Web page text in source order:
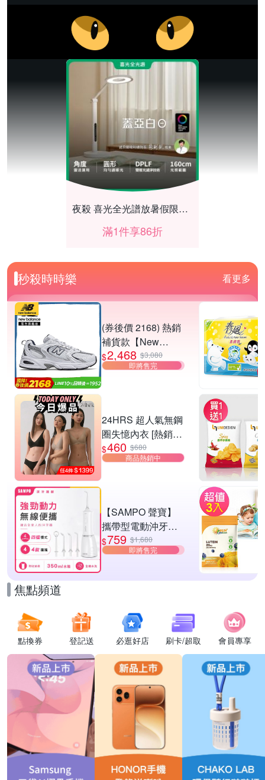
夜殺 喜光全光譜放暑假限時86折
滿1件享86折
滿1件享88折
秒殺時時樂 看更多
(券後價 2168) 熱銷
補貨款【New
Balance】復古運動
鞋_中性_白銀
$2,468 $3,080
即將售完
24HRS 超人氣無鋼
圈失憶內衣 [熱銷好
評]
$460 $680
商品熱銷中
【SAMPO 聲寶】
攜帶型電動沖牙機/
洗牙器/沖牙器(WB-
Z2506NL)
$759 $1,680
即將售完
焦點頻道
點換券 登記送 必逛好店 刷卡/超取 會員專享